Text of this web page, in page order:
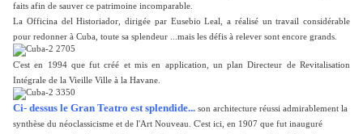
faits afin de sauver ce patrimoine incomparable.
La Officina del Historiador, dirigée par Eusebio Leal, a réalisé un travail considérable
pour redonner à Cuba, toute sa splendeur ...mais les défis à relever sont encore grands.
C'est en 1994 que fut créé et mis en application, un plan Directeur de Revitalisation
Intégrale de la Vieille Ville à la Havane.
Ci- dessus le Gran Teatro est splendide... son architecture réussi admirablement la
synthèse du néoclassicisme et de l'Art Nouveau. C'est ici, en 1907 que fut inauguré